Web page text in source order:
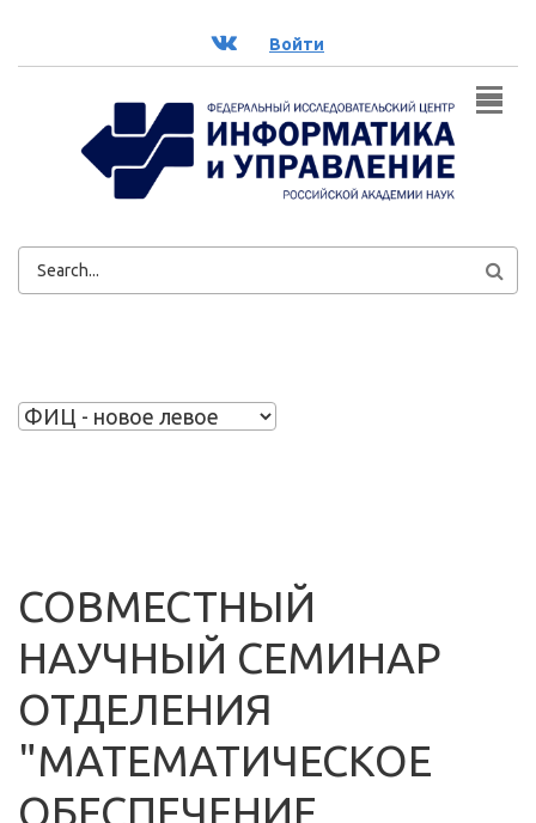
ВК Войти
ФОРМА
СОВМЕСТНЫЙ
НАУЧНЫЙ СЕМИНАР
ОТДЕЛЕНИЯ
"МАТЕМАТИЧЕСКОЕ
ОБЕСПЕЧЕНИЕ